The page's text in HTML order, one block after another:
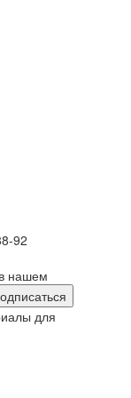
92
нашем
для